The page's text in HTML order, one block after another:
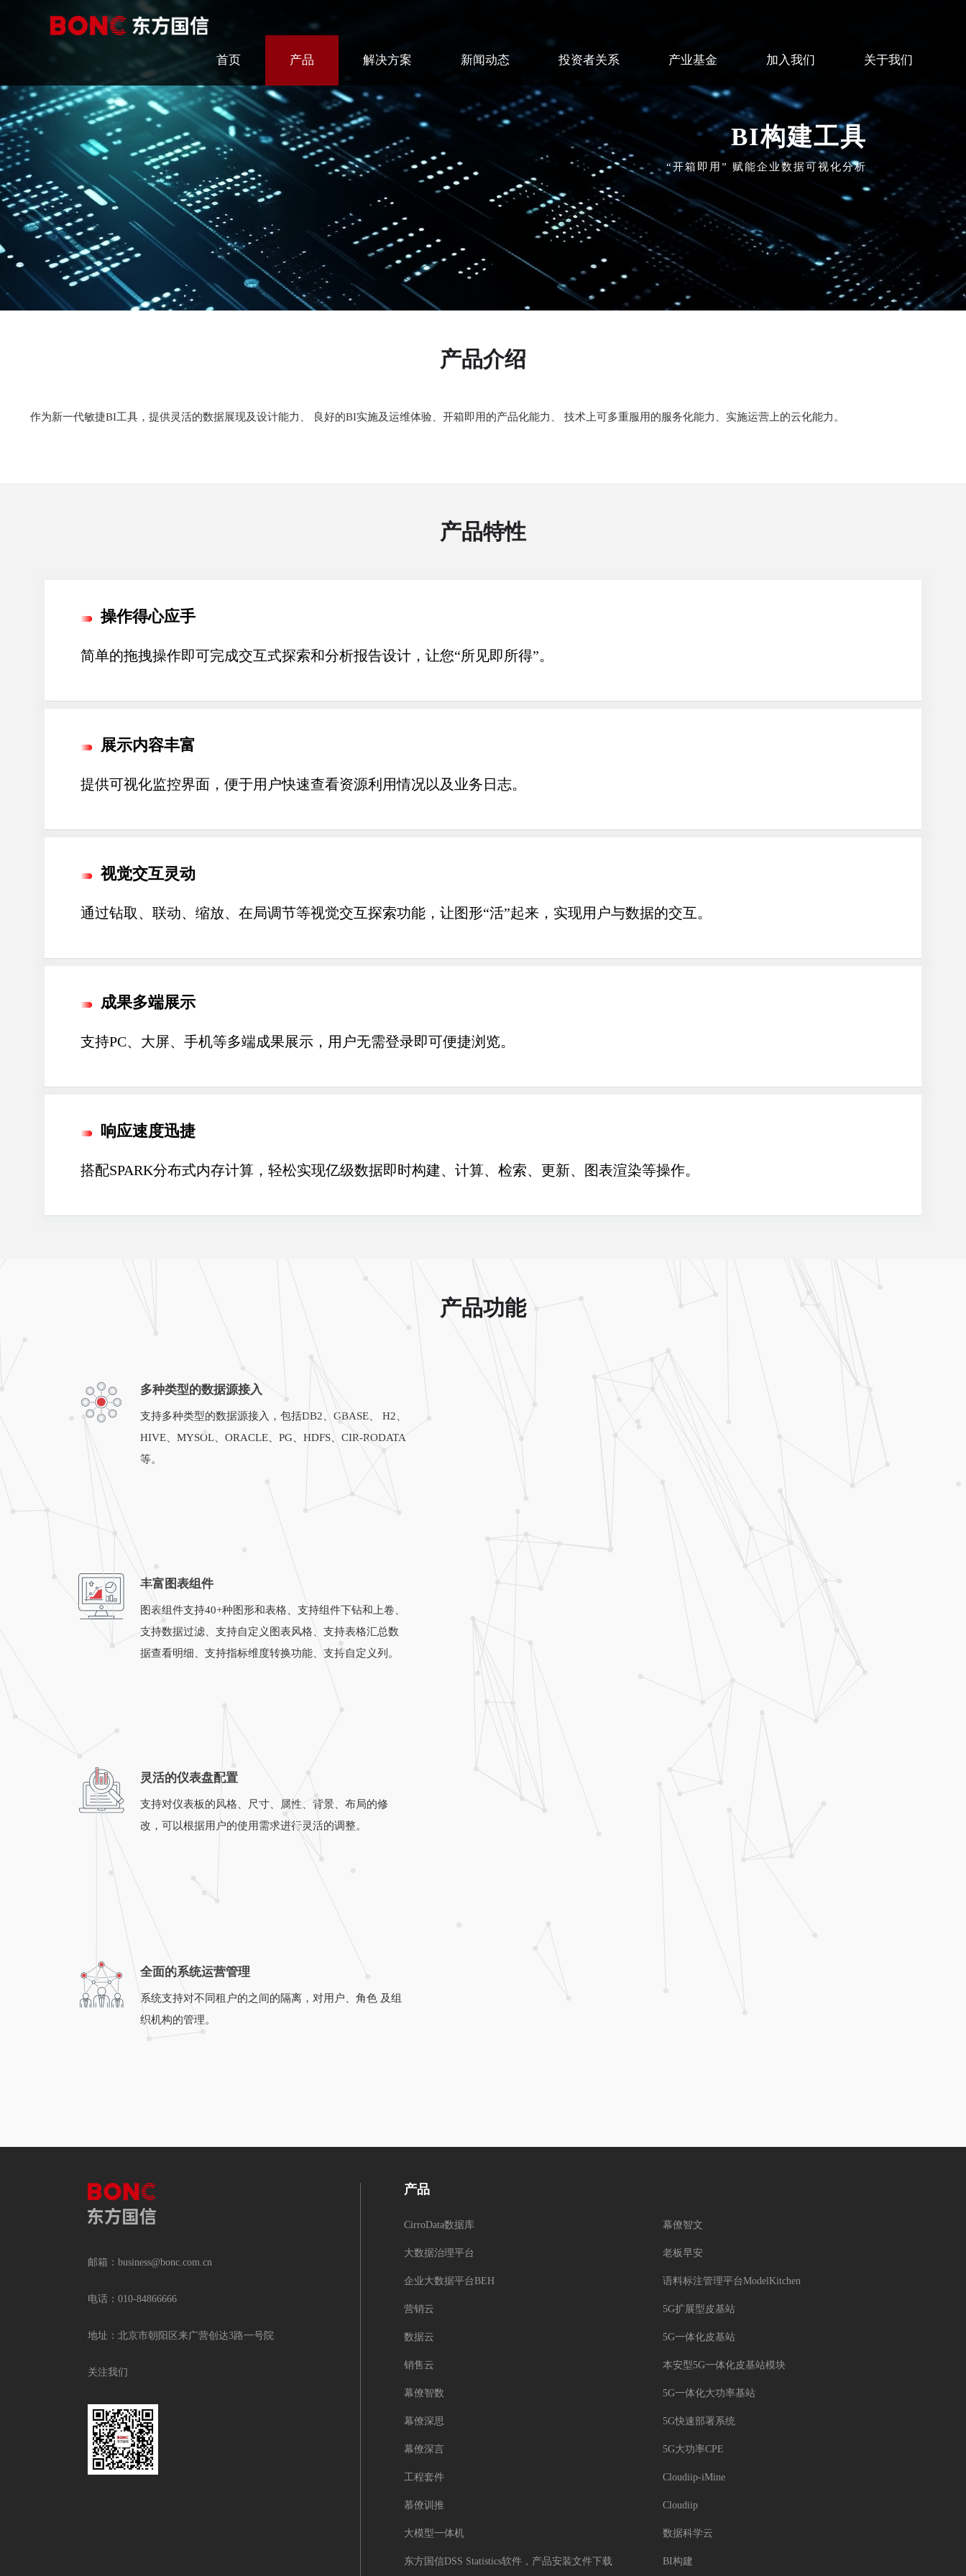
首页 产品 解决方案 新闻动态 投资者关系 产业基金 加入我们 关于我们
BI构建工具
“开箱即用” 赋能企业数据可视化分析
产品介绍
作为新一代敏捷BI工具，提供灵活的数据展现及设计能力、 良好的BI实施及运维体验、开箱即用的产品化能力、 技术上可多重服用的服务化能力、实施运营上的云化能力。
产品特性
操作得心应手
简单的拖拽操作即可完成交互式探索和分析报告设计，让您“所见即所得”。
展示内容丰富
提供可视化监控界面，便于用户快速查看资源利用情况以及业务日志。
视觉交互灵动
通过钻取、联动、缩放、在局调节等视觉交互探索功能，让图形“活”起来，实现用户与数据的交互。
成果多端展示
支持PC、大屏、手机等多端成果展示，用户无需登录即可便捷浏览。
响应速度迅捷
搭配SPARK分布式内存计算，轻松实现亿级数据即时构建、计算、检索、更新、图表渲染等操作。
产品功能
多种类型的数据源接入
支持多种类型的数据源接入，包括DB2、GBASE、 H2、
HIVE、MYSOL、ORACLE、PG、HDFS、CIR-RODATA
等。
丰富图表组件
图表组件支持40+种图形和表格、支持组件下钻和上卷、
支持数据过滤、支持自定义图表风格、支持表格汇总数
据查看明细、支持指标维度转换功能、支持自定义列。
灵活的仪表盘配置
支持对仪表板的风格、尺寸、属性、背景、布局的修
改，可以根据用户的使用需求进行灵活的调整。
全面的系统运营管理
系统支持对不同租户的之间的隔离，对用户、角色 及组
织机构的管理。
邮箱：business@bonc.com.cn
电话：010-84866666
地址：北京市朝阳区来广营创达3路一号院
关注我们
产品
CirroData数据库
大数据治理平台
企业大数据平台BEH
营销云
数据云
销售云
幕僚智数
幕僚深思
幕僚深言
工程套件
慕僚训推
大模型一体机
东方国信DSS Statistics软件，产品安装文件下载
幕僚智文
老板早安
语料标注管理平台ModelKitchen
5G扩展型皮基站
5G一体化皮基站
本安型5G一体化皮基站模块
5G一体化大功率基站
5G快速部署系统
5G大功率CPE
Cloudiip-iMine
Cloudiip
数据科学云
BI构建